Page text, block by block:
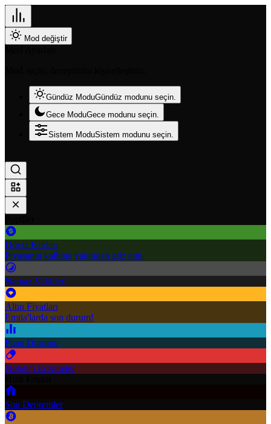
Mod değiştir
Gündüz ModuGündüz modunu seçin.
Gece ModuGece modunu seçin.
Sistem ModuSistem modunu seçin.
Döviz Kurları
Piyasanın kalbine yakından göz atın.
Namaz Vakitleri
Altın Fiyatları
Emtia'larda son durum!
Puan Durumu
Nöbetçi Eczaneler
Son Depremler